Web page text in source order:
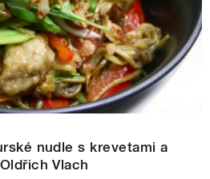
nudle s krevetami a
Vlach